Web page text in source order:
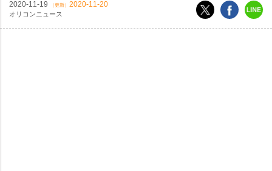
2020-11-19 （更新） 2020-11-20
オリコンニュース